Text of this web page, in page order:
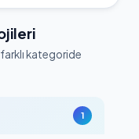
farklı kategoride
1